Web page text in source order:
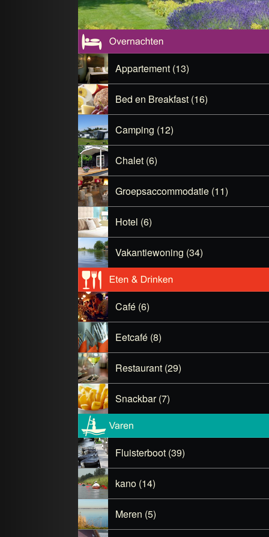
Appartement (13)
Bed en Breakfast (16)
Camping (12)
Chalet (6)
Groepsaccommodatie (11)
Hotel (6)
Vakantiewoning (34)
Café (6)
Eetcafé (8)
Restaurant (29)
Snackbar (7)
Fluisterboot (39)
kano (14)
Meren (5)